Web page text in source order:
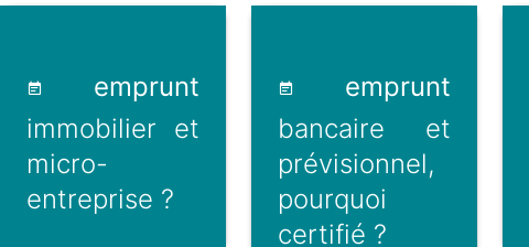
emprunt
immobilier et
micro-
entreprise ?
emprunt
bancaire et
prévisionnel,
pourquoi
certifié ?